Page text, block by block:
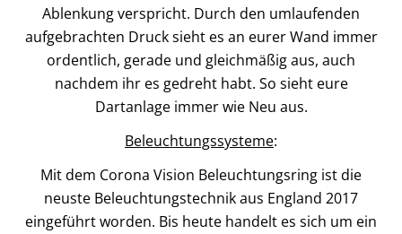
Ablenkung verspricht. Durch den umlaufenden
aufgebrachten Druck sieht es an eurer Wand immer
ordentlich, gerade und gleichmäßig aus, auch
nachdem ihr es gedreht habt. So sieht eure
Dartanlage immer wie Neu aus.
Beleuchtungssysteme:
Mit dem Corona Vision Beleuchtungsring ist die
neuste Beleuchtungstechnik aus England 2017
eingeführt worden. Bis heute handelt es sich um ein